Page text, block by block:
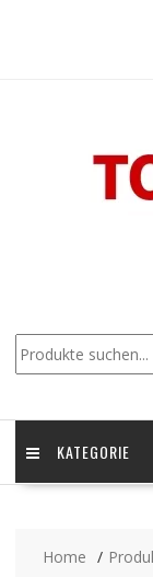
KATEGORIE
Home